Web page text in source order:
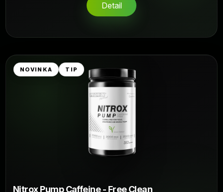
Detail
NOVINKA TIP
Nitrox Pump Caffeine - Free Clean